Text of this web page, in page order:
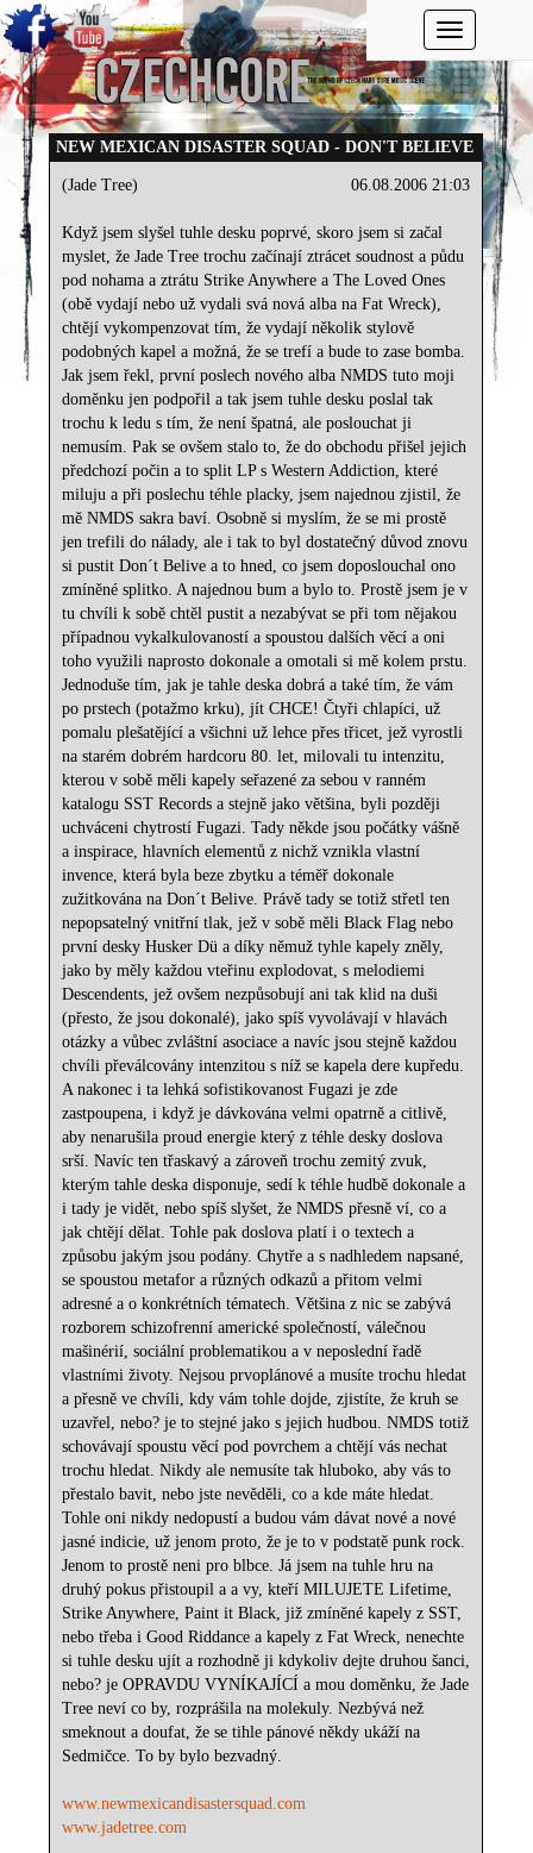
Toggle
NEW MEXICAN DISASTER SQUAD - DON'T BELIEVE
06.08.2006 21:03
(Jade Tree)
Když jsem slyšel tuhle desku poprvé, skoro jsem si začal
myslet, že Jade Tree trochu začínají ztrácet soudnost a půdu
pod nohama a ztrátu Strike Anywhere a The Loved Ones
(obě vydají nebo už vydali svá nová alba na Fat Wreck),
chtějí vykompenzovat tím, že vydají několik stylově
podobných kapel a možná, že se trefí a bude to zase bomba.
Jak jsem řekl, první poslech nového alba NMDS tuto moji
doměnku jen podpořil a tak jsem tuhle desku poslal tak
trochu k ledu s tím, že není špatná, ale poslouchat ji
nemusím. Pak se ovšem stalo to, že do obchodu přišel jejich
předchozí počin a to split LP s Western Addiction, které
miluju a při poslechu téhle placky, jsem najednou zjistil, že
mě NMDS sakra baví. Osobně si myslím, že se mi prostě
jen trefili do nálady, ale i tak to byl dostatečný důvod znovu
si pustit Don´t Belive a to hned, co jsem doposlouchal ono
zmíněné splitko. A najednou bum a bylo to. Prostě jsem je v
tu chvíli k sobě chtěl pustit a nezabývat se při tom nějakou
případnou vykalkulovaností a spoustou dalších věcí a oni
toho využili naprosto dokonale a omotali si mě kolem prstu.
Jednoduše tím, jak je tahle deska dobrá a také tím, že vám
po prstech (potažmo krku), jít CHCE! Čtyři chlapíci, už
pomalu plešatějící a všichni už lehce přes třicet, jež vyrostli
na starém dobrém hardcoru 80. let, milovali tu intenzitu,
kterou v sobě měli kapely seřazené za sebou v ranném
katalogu SST Records a stejně jako většina, byli později
uchváceni chytrostí Fugazi. Tady někde jsou počátky vášně
a inspirace, hlavních elementů z nichž vznikla vlastní
invence, která byla beze zbytku a téměř dokonale
zužitkována na Don´t Belive. Právě tady se totiž střetl ten
nepopsatelný vnitřní tlak, jež v sobě měli Black Flag nebo
první desky Husker Dü a díky němuž tyhle kapely zněly,
jako by měly každou vteřinu explodovat, s melodiemi
Descendents, jež ovšem nezpůsobují ani tak klid na duši
(přesto, že jsou dokonalé), jako spíš vyvolávají v hlavách
otázky a vůbec zvláštní asociace a navíc jsou stejně každou
chvíli převálcovány intenzitou s níž se kapela dere kupředu.
A nakonec i ta lehká sofistikovanost Fugazi je zde
zastpoupena, i když je dávkována velmi opatrně a citlivě,
aby nenarušila proud energie který z téhle desky doslova
srší. Navíc ten třaskavý a zároveň trochu zemitý zvuk,
kterým tahle deska disponuje, sedí k téhle hudbě dokonale a
i tady je vidět, nebo spíš slyšet, že NMDS přesně ví, co a
jak chtějí dělat. Tohle pak doslova platí i o textech a
způsobu jakým jsou podány. Chytře a s nadhledem napsané,
se spoustou metafor a různých odkazů a přitom velmi
adresné a o konkrétních tématech. Většina z nic se zabývá
rozborem schizofrenní americké společností, válečnou
mašinérií, sociální problematikou a v neposlední řadě
vlastními životy. Nejsou prvoplánové a musíte trochu hledat
a přesně ve chvíli, kdy vám tohle dojde, zjistíte, že kruh se
uzavřel, nebo? je to stejné jako s jejich hudbou. NMDS totiž
schovávají spoustu věcí pod povrchem a chtějí vás nechat
trochu hledat. Nikdy ale nemusíte tak hluboko, aby vás to
přestalo bavit, nebo jste nevěděli, co a kde máte hledat.
Tohle oni nikdy nedopustí a budou vám dávat nové a nové
jasné indicie, už jenom proto, že je to v podstatě punk rock.
Jenom to prostě neni pro blbce. Já jsem na tuhle hru na
druhý pokus přistoupil a a vy, kteří MILUJETE Lifetime,
Strike Anywhere, Paint it Black, již zmíněné kapely z SST,
nebo třeba i Good Riddance a kapely z Fat Wreck, nenechte
si tuhle desku ujít a rozhodně ji kdykoliv dejte druhou šanci,
nebo? je OPRAVDU VYNÍKAJÍCÍ a mou doměnku, že Jade
Tree neví co by, rozprášila na molekuly. Nezbývá než
smeknout a doufat, že se tihle pánové někdy ukáží na
Sedmičce. To by bylo bezvadný.
www.newmexicandisastersquad.com
www.jadetree.com